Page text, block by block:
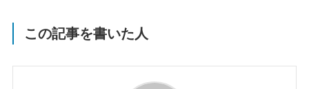
この記事を書いた人